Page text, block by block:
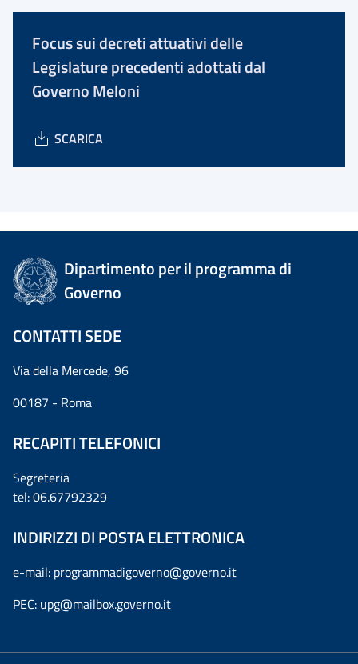
Focus sui decreti attuativi delle
Legislature precedenti adottati dal
Governo Meloni
SCARICA
Dipartimento per il programma di
Governo
CONTATTI SEDE
Via della Mercede, 96
00187 - Roma
RECAPITI TELEFONICI
Segreteria
tel: 06.67792329
INDIRIZZI DI POSTA ELETTRONICA
e-mail: programmadigoverno@governo.it
PEC: upg@mailbox.governo.it